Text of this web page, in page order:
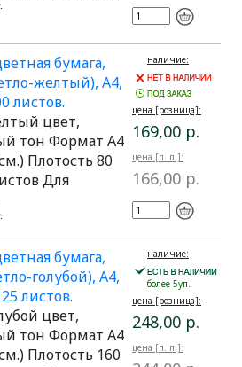
бумага,
желтый), A4,
листов.
цвет,
тон Формат A4
Плотость 80
Для
наличие:
цена [розница]:
169,00 р.
цена [п. п.]:
166,00 р.
бумага,
голубой), A4,
листов.
цвет,
тон Формат A4
Плотость 160
наличие:
более 5уп.
цена [розница]:
248,00 р.
цена [п. п.]: